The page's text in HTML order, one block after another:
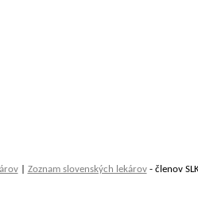
| Zoznam slovenských lekárov- členov